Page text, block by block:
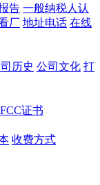
告 一般纳税人认
厂 地址电话 在线
历史 公司文化 打
FCC证书
收费方式